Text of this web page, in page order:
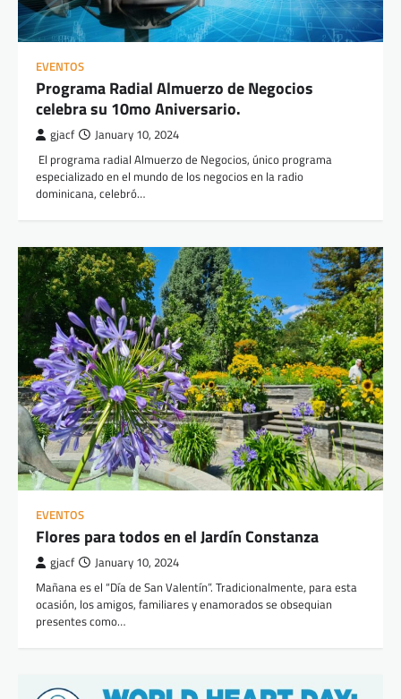
EVENTOS
Programa Radial Almuerzo de Negocios
celebra su 10mo Aniversario.
gjacf January 10, 2024
El programa radial Almuerzo de Negocios, único programa
especializado en el mundo de los negocios en la radio
dominicana, celebró…
EVENTOS
Flores para todos en el Jardín Constanza
gjacf January 10, 2024
Mañana es el “Día de San Valentín”. Tradicionalmente, para esta
ocasión, los amigos, familiares y enamorados se obsequian
presentes como…